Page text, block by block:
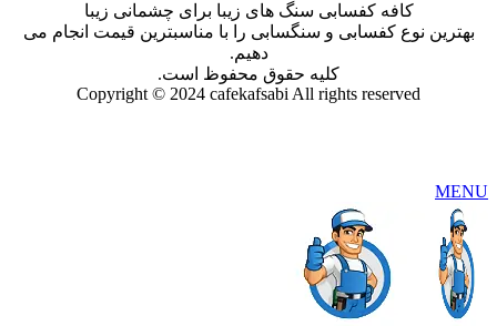
کافه کفسابی سنگ های زیبا برای چشمانی زیبا
بهترین نوع کفسابی و سنگسابی را با مناسبترین قیمت انجام می
دهیم.
کلیه حقوق محفوظ است.
Copyright © 2024 cafekafsabi All rights reserved
MENU